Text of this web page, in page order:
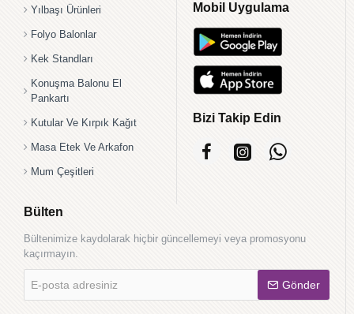
Yılbaşı Ürünleri
Folyo Balonlar
Kek Standları
Konuşma Balonu El
Pankartı
Kutular Ve Kırpık Kağıt
Masa Etek Ve Arkafon
Mum Çeşitleri
Mobil Uygulama
Bizi Takip Edin
Bülten
Bültenimize kaydolarak hiçbir güncellemeyi veya promosyonu
kaçırmayın.
posta
adresiniz
Gönder